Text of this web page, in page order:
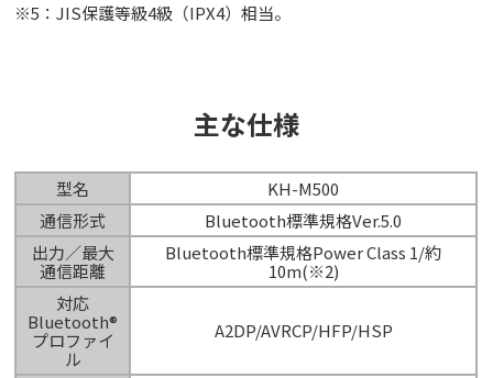
※5：JIS保護等級4級（IPX4）相当。
主な仕様
型名
KH-M500
通信形式
Bluetooth標準規格Ver.5.0
出力／最大
通信距離
Bluetooth標準規格Power Class 1/約
10m(※2)
対応
Bluetooth®
プロファイ
ル
A2DP/AVRCP/HFP/HSP